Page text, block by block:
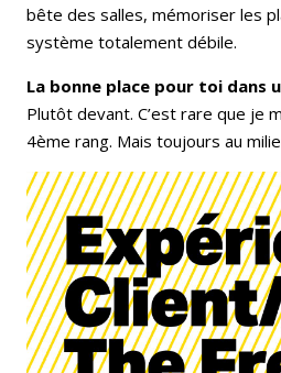
bête des salles, mémoriser les
système totalement débile.
La bonne place pour toi dans
Plutôt devant. C’est rare que je
4ème rang. Mais toujours au